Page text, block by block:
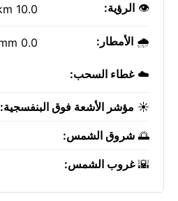
👁️ الرؤية: 10.0 km
🌧️ الأمطار: 0.0 mm
☁️غطاء السحب:
☀️ مؤشر الأشعة فوق البنفسجية:
🌅 شروق الشمس:
🌇غروب الشمس: